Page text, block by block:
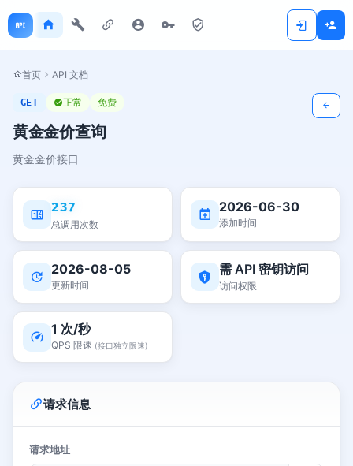
首页 API 文档
GET 正常 免费
黄金金价查询
黄金金价接口
237
总调用次数
2026-06-30
添加时间
2026-08-05
更新时间
需 API 密钥访问
访问权限
1 次/秒
QPS 限速 (接口独立限速)
请求信息
请求地址